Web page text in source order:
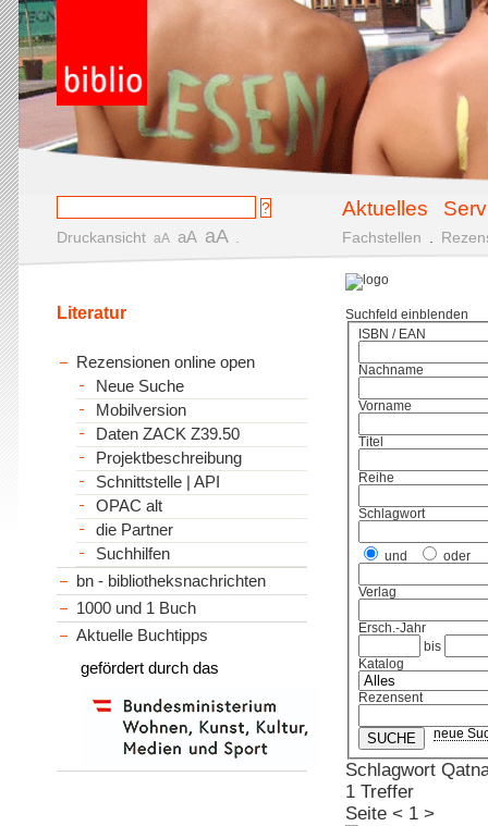
Aktuelles
Druckansicht aA aA aA Fachstellen
Suchfeld einblenden
ISBN / EAN
Nachname
Vorname
Titel
Reihe
Schlagwort
und oder
Verlag
Ersch.-Jahr
bis
Katalog
Rezensent
neue
Schlagwort
1 Treffer
Seite < 1 >
Literatur
Rezensionen online open
Neue Suche
Mobilversion
Daten ZACK Z39.50
Projektbeschreibung
Schnittstelle | API
OPAC alt
die Partner
Suchhilfen
bn - bibliotheksnachrichten
1000 und 1 Buch
Aktuelle Buchtipps
gefördert durch das